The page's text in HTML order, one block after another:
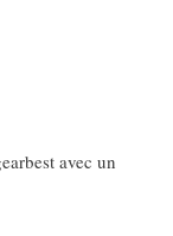
avec un